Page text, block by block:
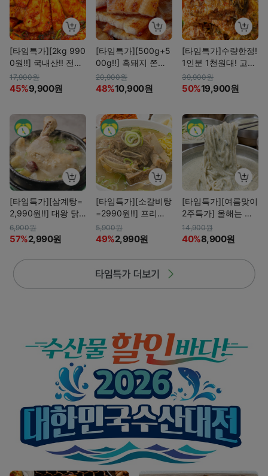
[타임특가][2kg 990
0원!!] 국내산!! 전라
도 여수돌산 총각김
치
17,900원
45%9,900원
[타임특가][500g+5
00g!!] 흑돼지 쫀삼
겹살 총 1kg 10900
원!!
20,900원
48%10,900원
[타임특가]수량한정!
1인분 1천원대! 고기
듬뿍 감자탕!
39,900원
50%19,900원
[타임특가][삼계탕=
2,990원!!] 대왕 닭
다리가 2개!! 통투다
리 한방삼계탕
6,900원
57%2,990원
[타임특가][소갈비탕
=2990원!!] 프리미
엄 LA갈비 부위!! 소
갈비탕 2종(뼈/순살)
5,900원
49%2,990원
[타임특가][여름맞이
2주특가] 올해는 콩
국수! 1인분 최대 19
90원! 서리태 콩국수
14,900원
40%8,900원